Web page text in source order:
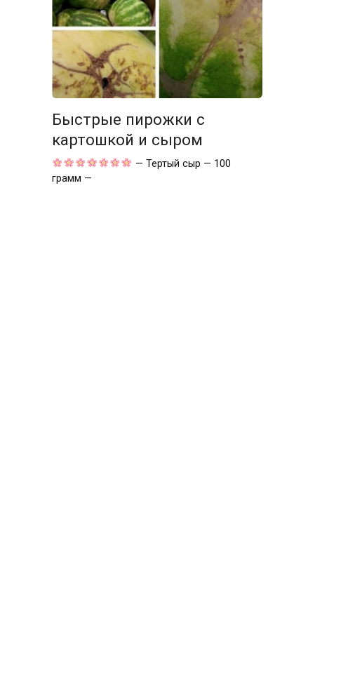
Быстрые пирожки с
картошкой и сыром
— Тертый сыр — 100
грамм —